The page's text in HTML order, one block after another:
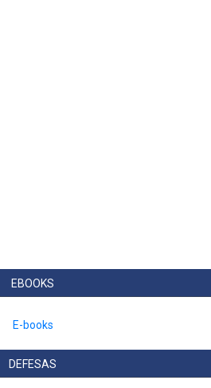
EBOOKS
E-books
DEFESAS